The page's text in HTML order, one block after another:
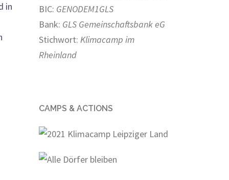
in
BIC: GENODEM1GLS
Bank: GLS Gemeinschaftsbank eG
Stichwort: Klimacamp im
Rheinland
CAMPS & ACTIONS